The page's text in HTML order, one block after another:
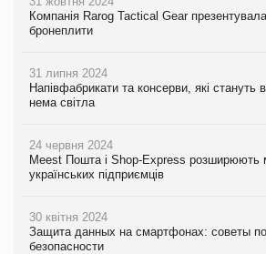
Компанія Rarog Tactical Gear презентувала
бронеплити
31 липня 2024
Напівфабрикати та консерви, які стануть
нема світла
24 червня 2024
Meest Пошта і Shop-Express розширюють
українських підприємців
30 квітня 2024
Защита данных на смартфонах: советы
безопасности